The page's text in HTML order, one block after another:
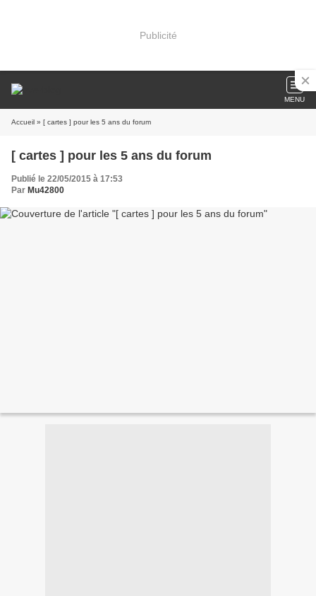
Publicité
MENU
Accueil » [ cartes ] pour les 5 ans du forum
[ cartes ] pour les 5 ans du forum
Publié le 22/05/2015 à 17:53
Par Mu42800